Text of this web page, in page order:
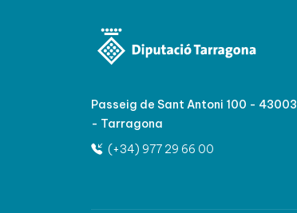
Passeig de Sant Antoni 100 - 43003
- Tarragona
(+34) 977 29 66 00